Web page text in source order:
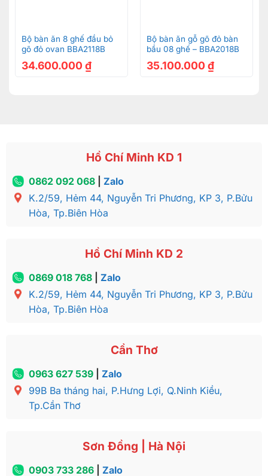
Bộ bàn ăn 8 ghế đầu bỏ
gõ đỏ ovan BBA2118B
34.600.000 ₫
Bộ bàn ăn gỗ gõ đỏ bàn
bầu 08 ghế – BBA2018B
35.100.000 ₫
Hồ Chí Minh KD 1
0862 092 068| Zalo
K.2/59, Hẻm 44, Nguyễn Tri Phương, KP 3, P.Bửu
Hòa, Tp.Biên Hòa
Hồ Chí Minh KD 2
0869 018 768| Zalo
K.2/59, Hẻm 44, Nguyễn Tri Phương, KP 3, P.Bửu
Hòa, Tp.Biên Hòa
Cần Thơ
0963 627 539| Zalo
99B Ba tháng hai, P.Hưng Lợi, Q.Ninh Kiều,
Tp.Cần Thơ
Sơn Đồng | Hà Nội
0903 733 286| Zalo